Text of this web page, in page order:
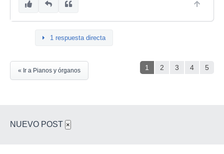
1 respuesta directa
1 2 3 4 5
« Ir a Pianos y órganos
NUEVO POST ×